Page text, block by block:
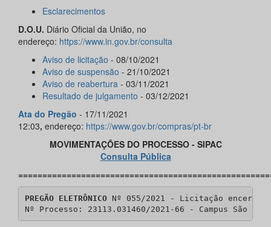
Esclarecimentos
D.O.U. Diário Oficial da União, no
endereço: https://www.in.gov.br/consulta
Aviso de licitação - 08/10/2021
Aviso de suspensão - 21/10/2021
Aviso de reabertura - 03/11/2021
Resultado de julgamento - 03/12/2021
Ata do Pregão - 17/11/2021
12:03, endereço: https://www.gov.br/compras/pt-br
MOVIMENTAÇÕES DO PROCESSO - SIPAC
Consulta Pública
PREGÃO ELETRÔNICO Nº 055/2021 - Licitação encerrada
Nº Processo: 23113.031460/2021-66 - Campus São